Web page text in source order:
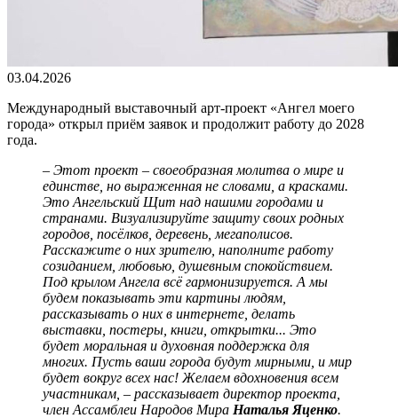
03.04.2026
Международный выставочный арт-проект «Ангел моего
города» открыл приём заявок и продолжит работу до 2028
года.
– Этот проект – своеобразная молитва о мире и
единстве, но выраженная не словами, а красками.
Это Ангельский Щит над нашими городами и
странами. Визуализируйте защиту своих родных
городов, посёлков, деревень, мегаполисов.
Расскажите о них зрителю, наполните работу
созиданием, любовью, душевным спокойствием.
Под крылом Ангела всё гармонизируется. А мы
будем показывать эти картины людям,
рассказывать о них в интернете, делать
выставки, постеры, книги, открытки... Это
будет моральная и духовная поддержка для
многих. Пусть ваши города будут мирными, и мир
будет вокруг всех нас! Желаем вдохновения всем
участникам, – рассказывает директор проекта,
член Ассамблеи Народов Мира Наталья Яценко.